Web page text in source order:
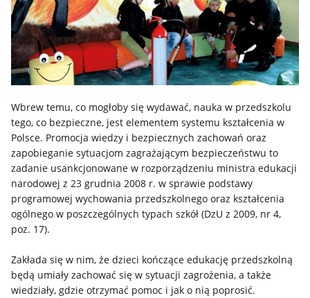
Wbrew temu, co mogłoby się wydawać, nauka w przedszkolu
tego, co bezpieczne, jest elementem systemu kształcenia w
Polsce. Promocja wiedzy i bezpiecznych zachowań oraz
zapobieganie sytuacjom zagrażającym bezpieczeństwu to
zadanie usankcjonowane w rozporządzeniu ministra edukacji
narodowej z 23 grudnia 2008 r. w sprawie podstawy
programowej wychowania przedszkolnego oraz kształcenia
ogólnego w poszczególnych typach szkół (DzU z 2009, nr 4,
poz. 17).
Zakłada się w nim, że dzieci kończące edukację przedszkolną
będą umiały zachować się w sytuacji zagrożenia, a także
wiedziały, gdzie otrzymać pomoc i jak o nią poprosić.